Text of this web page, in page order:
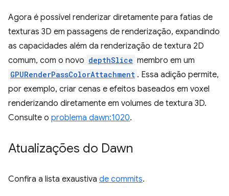
Agora é possível renderizar diretamente para fatias de
texturas 3D em passagens de renderização, expandindo
as capacidades além da renderização de textura 2D
comum, com o novo depthSlice membro em um
GPURenderPassColorAttachment . Essa adição permite,
por exemplo, criar cenas e efeitos baseados em voxel
renderizando diretamente em volumes de textura 3D.
Consulte o problema dawn:1020.
Atualizações do Dawn
Confira a lista exaustiva de commits.